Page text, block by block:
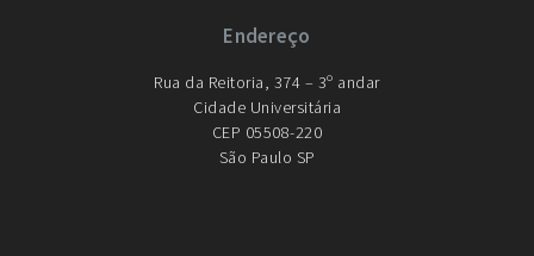
Endereço
Rua da Reitoria, 374 – 3º andar
Cidade Universitária
CEP 05508-220
São Paulo SP